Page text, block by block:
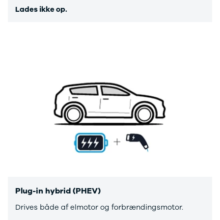
Privatleasing
Modeller
Anmeldelser
Privatleasing
S-Max
Ranger
Ranger
Raptor
Transit
Courier
Transit
Custom
Transit 350
L2 Van
Lades ikke op.
Plug-in hybrid (PHEV)
Drives både af elmotor og forbrændingsmotor.